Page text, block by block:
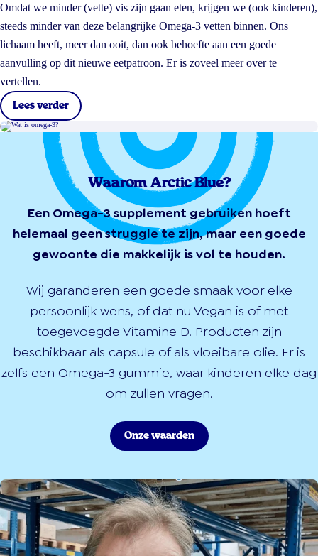
Omdat we minder (vette) vis zijn gaan eten, krijgen we (ook kinderen),
steeds minder van deze belangrijke Omega-3 vetten binnen. Ons
lichaam heeft, meer dan ooit, dan ook behoefte aan een goede
aanvulling op dit nieuwe eetpatroon. Er is zoveel meer over te
vertellen.
Lees verder
Waarom Arctic Blue?
Een Omega-3 supplement gebruiken hoeft
helemaal geen struggle te zijn, maar een goede
gewoonte die makkelijk is vol te houden.
Wij garanderen een goede smaak voor elke
persoonlijk wens, of dat nu Vegan is of met
toegevoegde Vitamine D. Producten zijn
beschikbaar als capsule of als vloeibare olie. Er is
zelfs een Omega-3 gummie, waar kinderen elke dag
om zullen vragen.
Onze waarden